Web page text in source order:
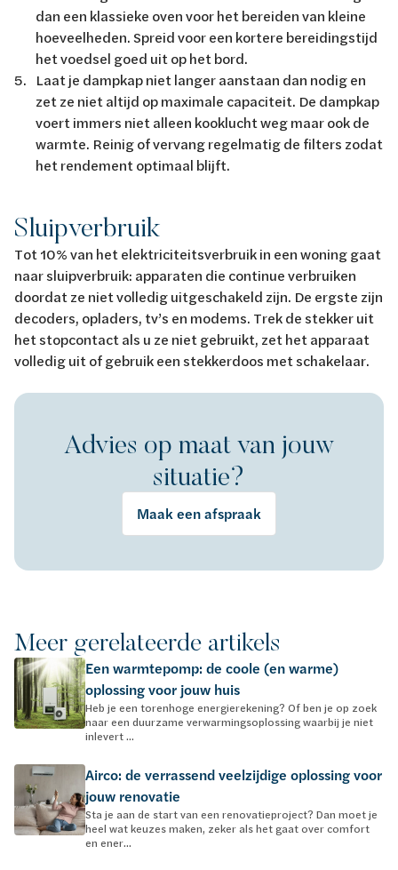
dan een klassieke oven voor het bereiden van kleine
hoeveelheden. Spreid voor een kortere bereidingstijd
het voedsel goed uit op het bord.
Laat je dampkap niet langer aanstaan dan nodig en
zet ze niet altijd op maximale capaciteit. De dampkap
voert immers niet alleen kooklucht weg maar ook de
warmte. Reinig of vervang regelmatig de filters zodat
het rendement optimaal blijft.
Sluipverbruik
Tot 10% van het elektriciteitsverbruik in een woning gaat
naar sluipverbruik: apparaten die continue verbruiken
doordat ze niet volledig uitgeschakeld zijn. De ergste zijn
decoders, opladers, tv’s en modems. Trek de stekker uit
het stopcontact als u ze niet gebruikt, zet het apparaat
volledig uit of gebruik een stekkerdoos met schakelaar.
Advies op maat van jouw
situatie?
Maak een afspraak
Meer gerelateerde artikels
Een warmtepomp: de coole (en warme)
oplossing voor jouw huis
Heb je een torenhoge energierekening? Of ben je op zoek
naar een duurzame verwarmingsoplossing waarbij je niet
inlevert ...
Airco: de verrassend veelzijdige oplossing voor
jouw renovatie
Sta je aan de start van een renovatieproject? Dan moet je
heel wat keuzes maken, zeker als het gaat over comfort
en ener...